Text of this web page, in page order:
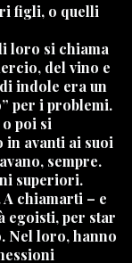
figli, o quelli
loro si chiama
del vino e
indole era un
per i problemi.
poi si
in avanti ai suoi
sempre.
superiori.
chiamarti – e
egoisti, per star
Nel loro, hanno